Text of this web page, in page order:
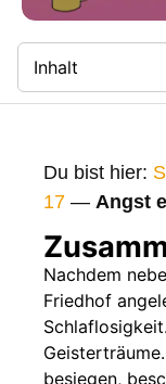
Inhalt
Gags
Gaststars
Fakten
Sendetermine
Nächste /
Du bist hier:
17 — Angst
Nachdem
Friedhof
besiegen,